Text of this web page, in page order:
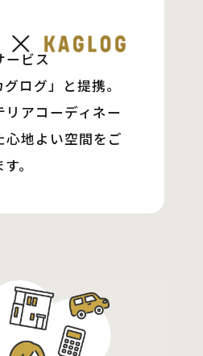
ービス
ログ」
と提携。
リアコーディネー
心地よい空間をご
。